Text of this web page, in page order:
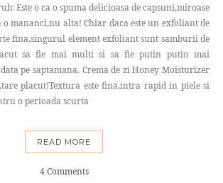
Este o ca o spuma delicioasa de capsuni,miroase
mananci,nu alta! Chiar daca este un exfoliant de
fina,singurul element exfoliant sunt samburii de
sa fie mai multi si sa fie putin putin mai
pe saptamana. Crema de zi Honey Moisturizer
placut!Textura este fina,intra rapid in piele si
o perioada scurta
READ MORE
4 Comments